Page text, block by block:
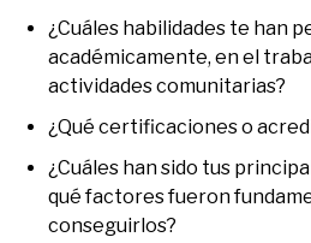
¿Cuáles habilidades te han
académicamente, en el
actividades comunitarias?
¿Qué certificaciones o
¿Cuáles han sido tus
qué factores fueron
conseguirlos?